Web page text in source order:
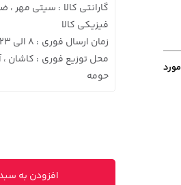
گارانتی کالا : سیتی مهر ،
فیزیکی کالا
زمان ارسال فوری : 8 الی 23
محل توزیع فوری : کاشان ،
حومه
افزودن به